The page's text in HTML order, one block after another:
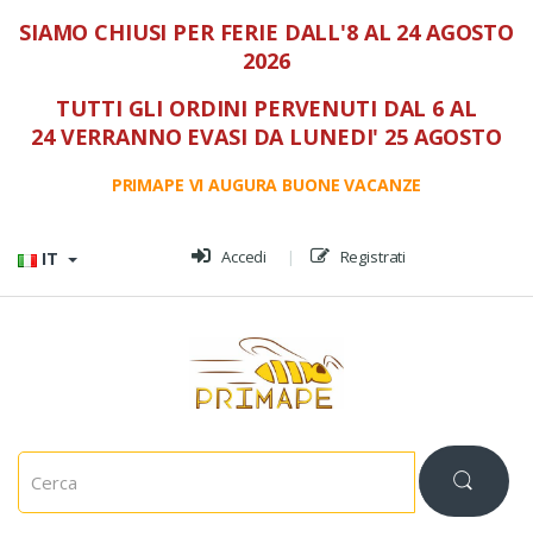
SIAMO CHIUSI PER FERIE DALL'8 AL 24 AGOSTO
2026
TUTTI GLI ORDINI PERVENUTI DAL 6 AL
24 VERRANNO EVASI DA LUNEDI' 25 AGOSTO
PRIMAPE VI AUGURA BUONE VACANZE
IT
Accedi Registrati
C